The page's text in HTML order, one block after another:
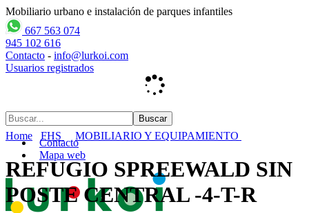
Mobiliario urbano e instalación de parques infantiles
667 563 074
945 102 616
Contacto - info@lurkoi.com
Usuarios registrados
Contacto
Mapa web
Home FHS MOBILIARIO Y EQUIPAMIENTO
REFUGIO SPREEWALD SIN
POSTE CENTRAL -4-T-R